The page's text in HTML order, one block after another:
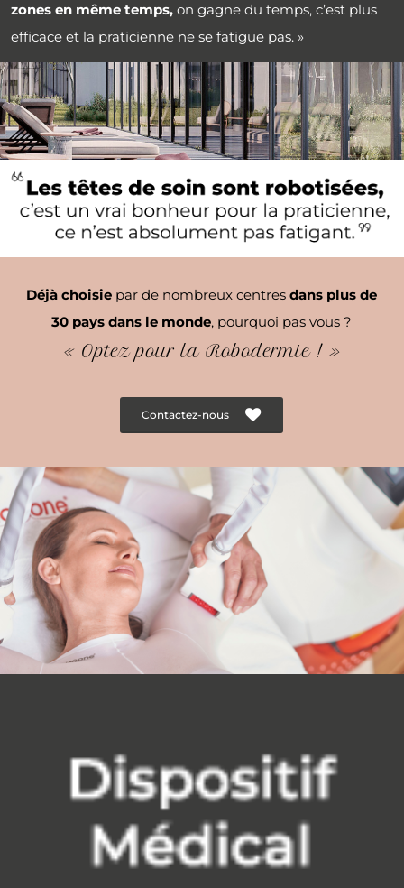
zones en même temps, on gagne du temps, c’est plus
efficace et la praticienne ne se fatigue pas. »
Déjà choisie par de nombreux centresdans plus de
30 pays dans le monde, pourquoi pas vous ?
« Optez pour la Robodermie ! »
Contactez-nous